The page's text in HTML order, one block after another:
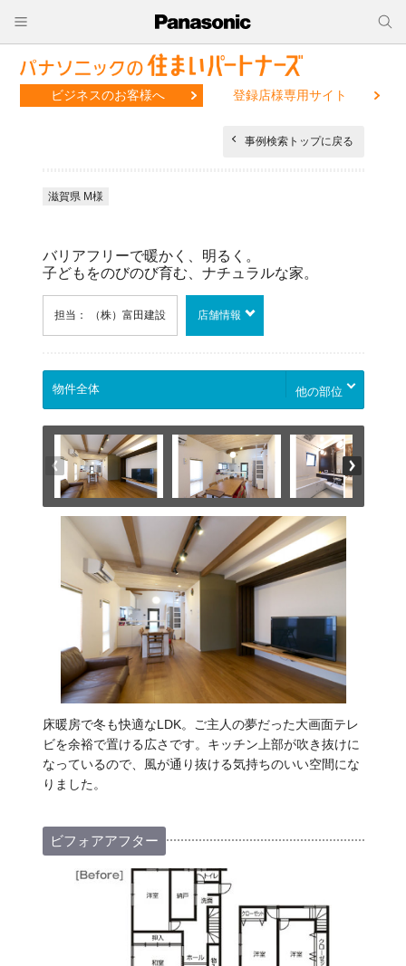
ビジネスのお客様へ 登録店様専用サイト
事例検索トップに戻る
滋賀県 M様
バリアフリーで暖かく、明るく。
子どもをのびのび育む、ナチュラルな家。
担当： （株）富田建設 店舗情報
他の部位
床暖房で冬も快適なLDK。ご主人の夢だった大画面テレ
ビを余裕で置ける広さです。キッチン上部が吹き抜けに
なっているので、風が通り抜ける気持ちのいい空間にな
りました。
ビフォアアフター